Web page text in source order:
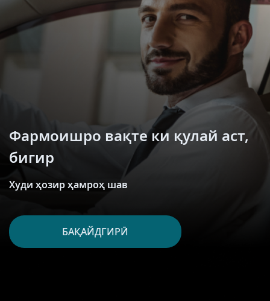
Фармоишро вақте ки қулай аст,
бигир
Худи ҳозир ҳамроҳ шав
БАҚАЙДГИРӢ